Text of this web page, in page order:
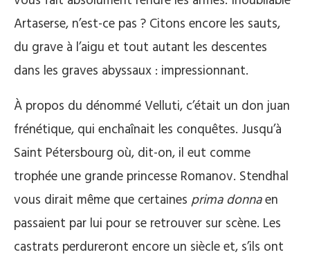
Artaserse, n’est-ce pas ? Citons encore les sauts,
du grave à l’aigu et tout autant les descentes
dans les graves abyssaux : impressionnant.
À propos du dénommé Velluti, c’était un don juan
frénétique, qui enchaînait les conquêtes. Jusqu’à
Saint Pétersbourg où, dit-on, il eut comme
trophée une grande princesse Romanov. Stendhal
vous dirait même que certaines prima donnaen
passaient par lui pour se retrouver sur scène. Les
castrats perdureront encore un siècle et, s’ils ont